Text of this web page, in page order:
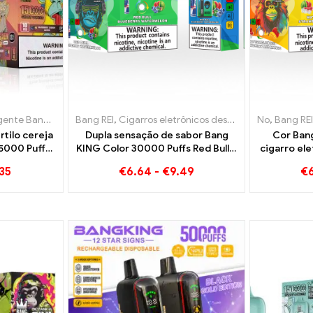
descartáveis ​​Lituânia,Cigarros eletrônicos descartáveis
15000 Sopro ,Cigarros eletrônicos descartáveis
cereja
Puffs
inovador
Bang REI, Cigarros eletrônicos descartáveis ,
Dupla sensação de sabor Bang
KING Color 30000 Puffs Red Bull e
cigarro eletrônico descartável
€6.64 - €9.49
No, Bang REI
Cor
cigarro
de
€